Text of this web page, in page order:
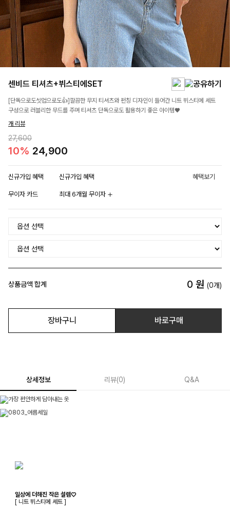
센비드 티셔츠+뷔스티에SET
[단독으로도셋업으로도👍]깔끔한 무지 티셔츠와 펀칭 디자인이 들어간 니트 뷔스티에 세트
구성으로 러블리한 무드를 주며 티셔츠 단독으로도 활용하기 좋은 아이템♥
개 리뷰
27,600
10% 24,900
신규가입 혜택 신규가입 혜택 혜택보기
무이자 카드 최대 6개월 무이자
상품금액 합계 0 원 (0개)
장바구니 바로구매
상세정보 리뷰(0) Q&A
일상에 더해진 작은 설렘♡
[ 니트 뷔스티에 세트 ]